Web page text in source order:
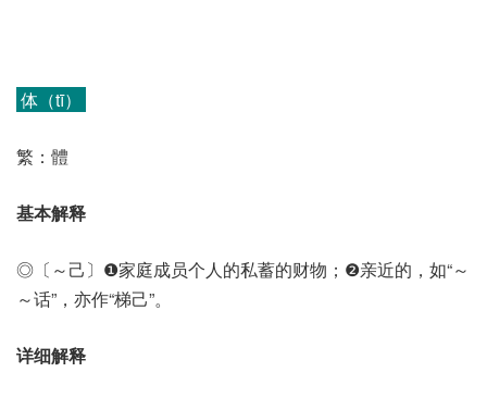
体（tī）
繁：體
基本解释
◎〔～己〕❶家庭成员个人的私蓄的财物；❷亲近的，如“～
～话”，亦作“梯己”。
详细解释